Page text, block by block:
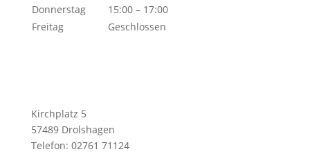
Donnerstag
15:00 – 17:00
Freitag
Geschlossen
Kirchplatz 5
57489 Drolshagen
Telefon: 02761 71124